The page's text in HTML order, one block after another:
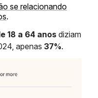
se relacionando
.
18 a 64 anos diziam
apenas 37%.